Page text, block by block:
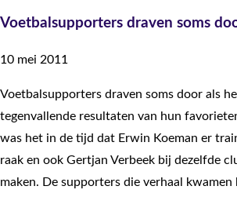
Voetbalsupporters draven soms
10 mei 2011
Voetbalsupporters draven soms door als
tegenvallende resultaten van hun
was het in de tijd dat Erwin Koeman er
raak en ook Gertjan Verbeek bij dezelfde
maken. De supporters die verhaal